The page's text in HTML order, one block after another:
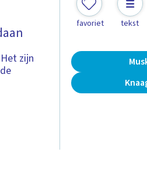
zijn
favoriet tekst